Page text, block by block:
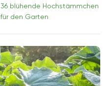
36 blühende Hochstämmchen
für den Garten